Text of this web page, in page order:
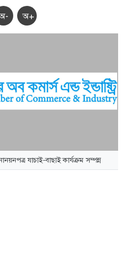
অ+
যাচাই-বাছাই কার্যক্রম সম্পন্ন